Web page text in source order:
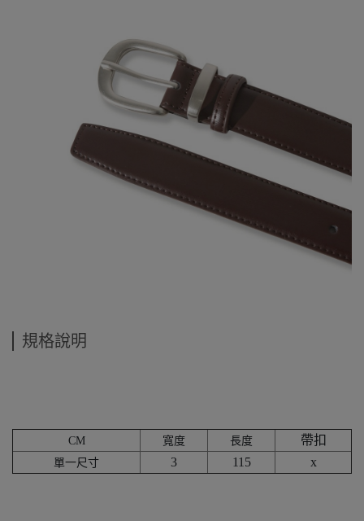
規格說明
CM 寬度 長度 帶扣
單一尺寸 3 115 x